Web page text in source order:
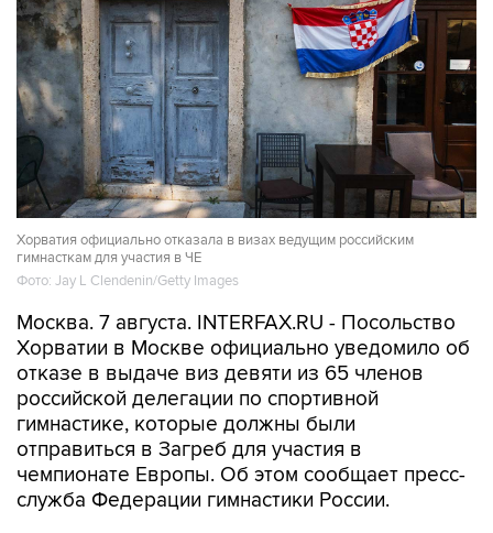
Хорватия официально отказала в визах ведущим российским
гимнасткам для участия в ЧЕ
Фото: Jay L Clendenin/Getty Images
Москва. 7 августа. INTERFAX.RU - Посольство
Хорватии в Москве официально уведомило об
отказе в выдаче виз девяти из 65 членов
российской делегации по спортивной
гимнастике, которые должны были
отправиться в Загреб для участия в
чемпионате Европы. Об этом сообщает пресс-
служба Федерации гимнастики России.